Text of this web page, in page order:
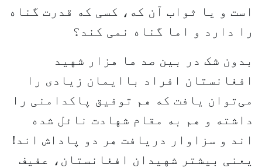
است و یا ثواب آن که، کسی که قدرت گناه
را دارد و اما گناه نمی کند؟
بدون شک در بین صد ها هزار شهید
افغانستان افراد باایمان زیادی را
می‌توان یافت که هم توفیق پاکدامنی را
داشته و هم به مقام شهادت نائل شده‌
اند و سزاوار دریافت هر دو پاداش اند!
یعنی بیشتر شهیدان افغانستان، عفیف